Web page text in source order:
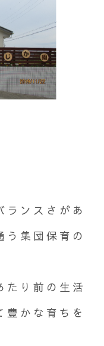
ランスさがあ
う集団保育の
たり前の生活
豊かな育ちを